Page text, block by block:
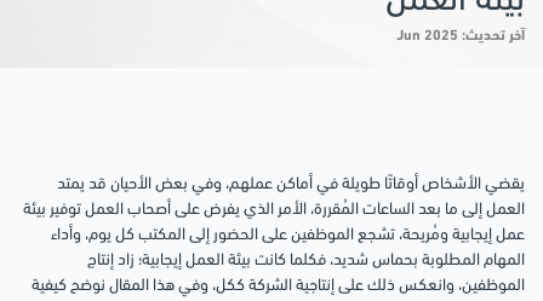
آخر تحديث: Jun 2025
يقضي الأشخاص أوقاتًا طويلة في أماكن عملهم، وفي بعض الأحيان قد يمتد
العمل إلى ما بعد الساعات المُقررة، الأمر الذي يفرض على أصحاب العمل توفير بيئة
عمل إيجابية ومُريحة، تشجع الموظفين على الحضور إلى المكتب كل يوم، وأداء
المهام المطلوبة بحماس شديد، فكلما كانت بيئة العمل إيجابية؛ زاد إنتاج
الموظفين، وانعكس ذلك على إنتاجية الشركة ككل، وفي هذا المقال نوضح كيفية